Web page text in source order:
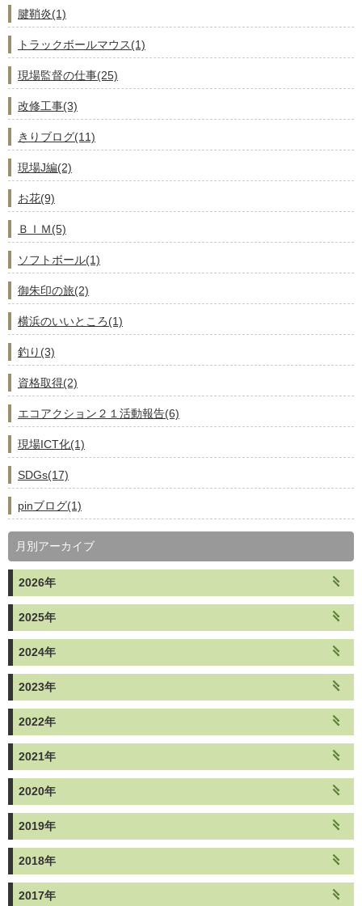
腱鞘炎(1)
トラックボールマウス(1)
現場監督の仕事(25)
改修工事(3)
きりブログ(11)
現場J編(2)
お花(9)
ＢＩＭ(5)
ソフトボール(1)
御朱印の旅(2)
横浜のいいところ(1)
釣り(3)
資格取得(2)
エコアクション２１活動報告(6)
現場ICT化(1)
SDGs(17)
pinブログ(1)
月別アーカイブ
2026年
2025年
2024年
2023年
2022年
2021年
2020年
2019年
2018年
2017年